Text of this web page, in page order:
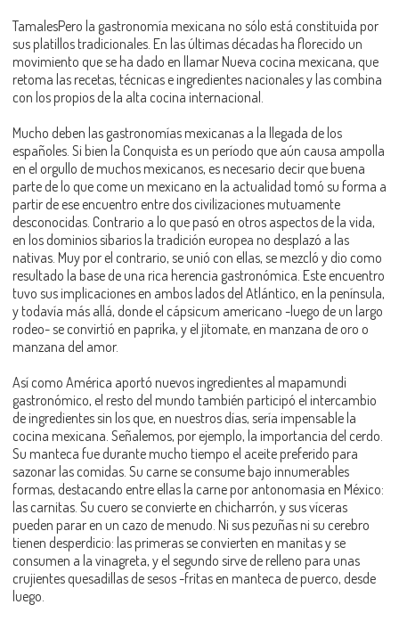
TamalesPero la gastronomía mexicana no sólo está constituida por
sus platillos tradicionales. En las últimas décadas ha florecido un
movimiento que se ha dado en llamar Nueva cocina mexicana, que
retoma las recetas, técnicas e ingredientes nacionales y las combina
con los propios de la alta cocina internacional.
Mucho deben las gastronomías mexicanas a la llegada de los
españoles. Si bien la Conquista es un período que aún causa ampolla
en el orgullo de muchos mexicanos, es necesario decir que buena
parte de lo que come un mexicano en la actualidad tomó su forma a
partir de ese encuentro entre dos civilizaciones mutuamente
desconocidas. Contrario a lo que pasó en otros aspectos de la vida,
en los dominios sibarios la tradición europea no desplazó a las
nativas. Muy por el contrario, se unió con ellas, se mezcló y dio como
resultado la base de una rica herencia gastronómica. Este encuentro
tuvo sus implicaciones en ambos lados del Atlántico, en la península,
y todavía más allá, donde el cápsicum americano -luego de un largo
rodeo- se convirtió en paprika, y el jitomate, en manzana de oro o
manzana del amor.
Así como América aportó nuevos ingredientes al mapamundi
gastronómico, el resto del mundo también participó el intercambio
de ingredientes sin los que, en nuestros días, sería impensable la
cocina mexicana. Señalemos, por ejemplo, la importancia del cerdo.
Su manteca fue durante mucho tiempo el aceite preferido para
sazonar las comidas. Su carne se consume bajo innumerables
formas, destacando entre ellas la carne por antonomasia en México:
las carnitas. Su cuero se convierte en chicharrón, y sus víceras
pueden parar en un cazo de menudo. Ni sus pezuñas ni su cerebro
tienen desperdicio: las primeras se convierten en manitas y se
consumen a la vinagreta, y el segundo sirve de relleno para unas
crujientes quesadillas de sesos -fritas en manteca de puerco, desde
luego.